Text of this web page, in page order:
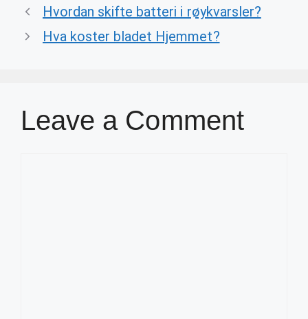
Hvordan skifte batteri i røykvarsler?
Hva koster bladet Hjemmet?
Leave a Comment